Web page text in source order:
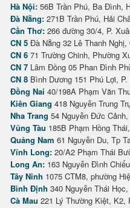
Hà Nội: 56B Trần Phú, Ba Đình,
Đà Nẵng: 271B Trần Phú, Hải
Cần Thơ: 266 đường 30/4, P.
CN 5 Đà Nẵng 32 Lê Thanh Nghị,
CN 6 71 Trường Chinh, Phường
CN 7 Lâm Đồng 05 Phan Đình
CN 8 Bình Dương 151 Phú Lợi,
Đồng Nai 40/198A Phạm Văn
Kiên Giang 418 Nguyễn Trung
Nha Trang 54 Nguyễn Đức
Vũng Tàu 185B Phạm Hồng
Quảng Nam 61 Nguyễn Du, Tp
Vĩnh Long: 20/A2 Phạm Thái
Long An: 163 Nguyễn Đình
Tây Ninh 1075 CTM8, phường
Bình Định 340 Nguyễn Thái
Cà Mau 221 Lý Thường Kiệt, K2,